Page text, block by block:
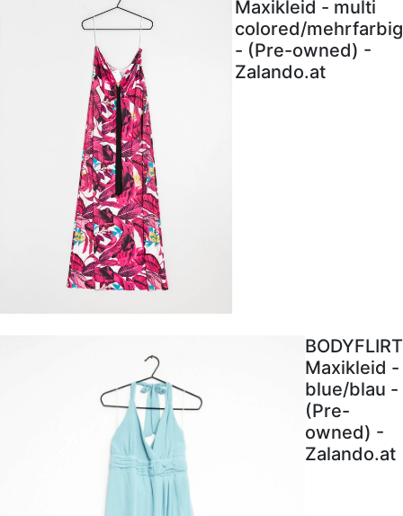
Maxikleid - multi
colored/mehrfarbig
- (Pre-owned) -
Zalando.at
BODYFLIRT
Maxikleid -
blue/blau -
(Pre-
owned) -
Zalando.at